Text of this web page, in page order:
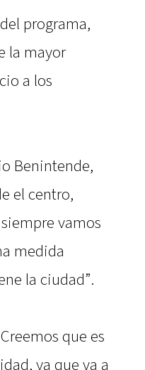
programa,
la mayor
a los
Benintende,
el centro,
vamos
medida
la ciudad”.
que es
ya que va a